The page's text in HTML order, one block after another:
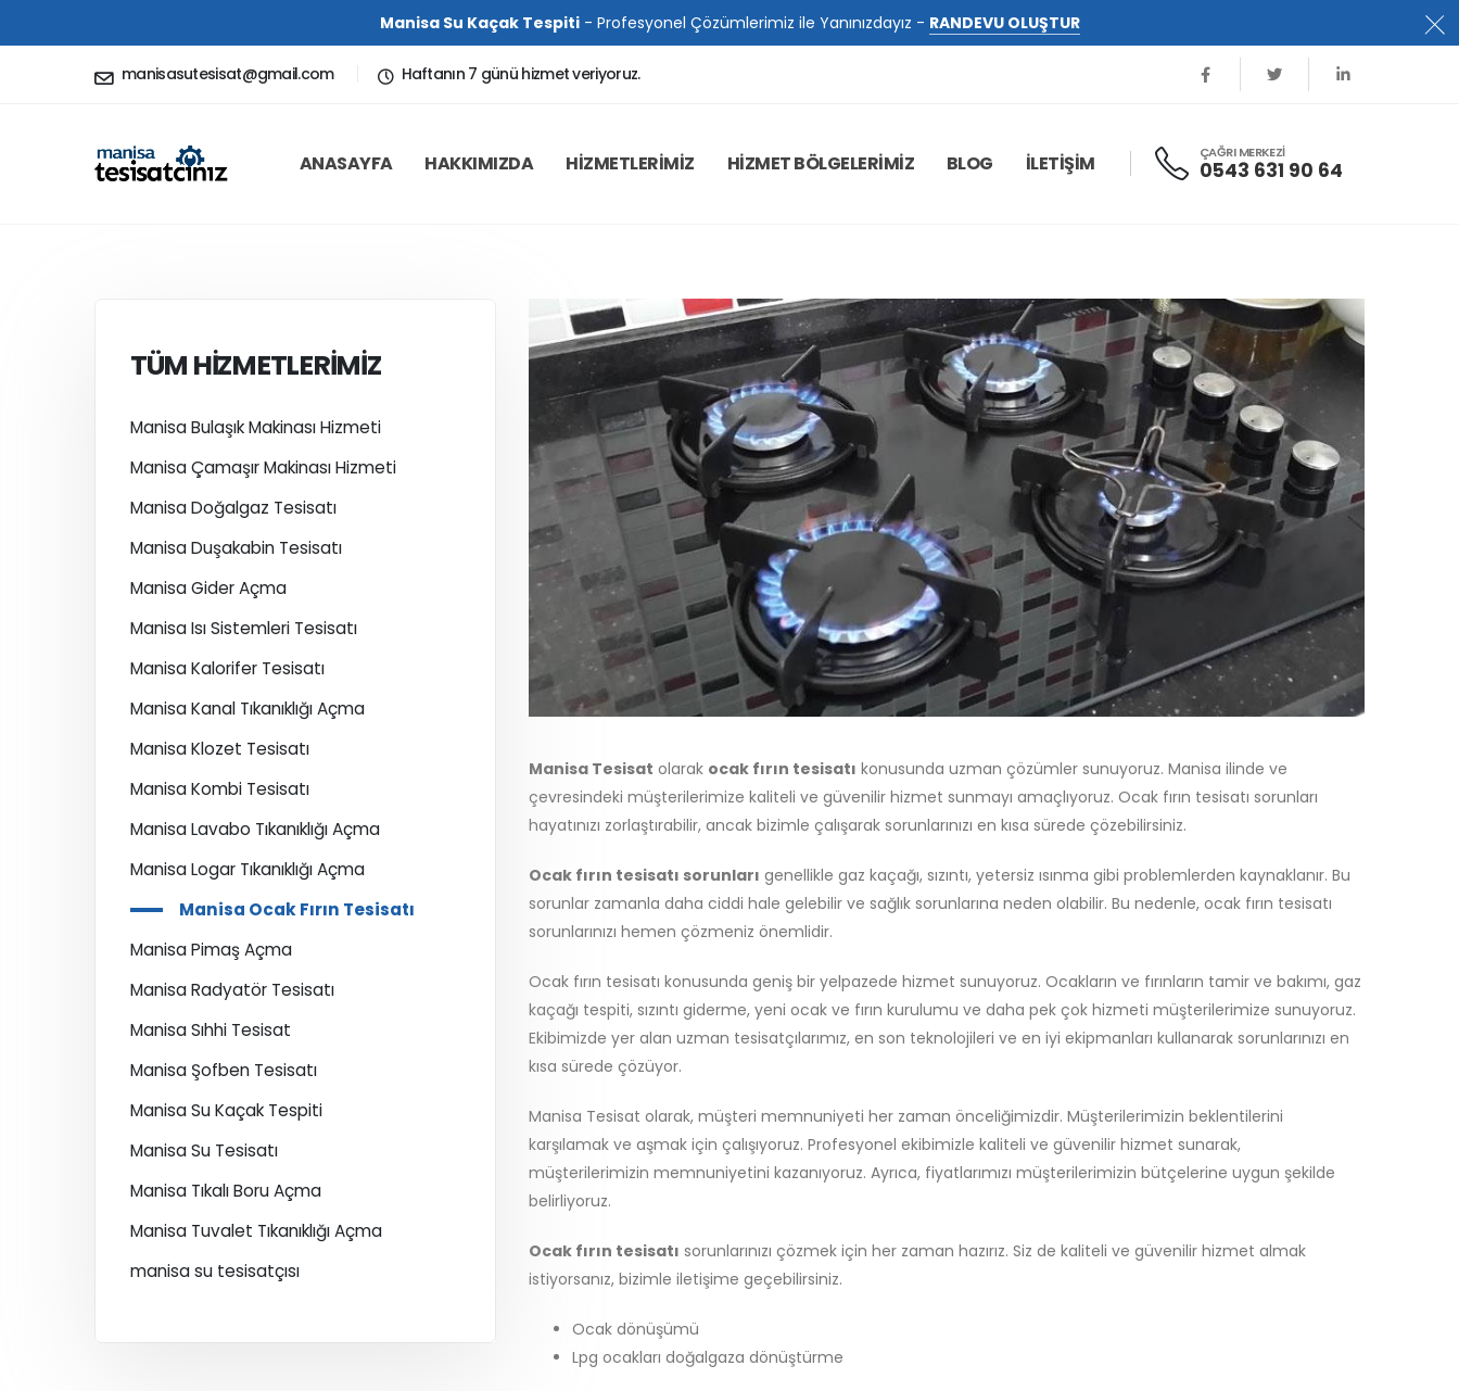
Manisa Su Kaçak Tespiti- Profesyonel Çözümlerimiz ile Yanınızdayız - RANDEVU OLUŞTUR
manisasutesisat@gmail.com Haftanın 7 günü hizmet veriyoruz.
ANASAYFA HAKKIMIZDA HİZMETLERİMİZ HİZMET BÖLGELERİMİZ BLOG İLETİŞİM ÇAĞRI MERKEZİ
0543 631 90 64
Manisa Tesisat olarak ocak fırın tesisatı konusunda uzman çözümler sunuyoruz. Manisa ilinde ve
çevresindeki müşterilerimize kaliteli ve güvenilir hizmet sunmayı amaçlıyoruz. Ocak fırın tesisatı sorunları
hayatınızı zorlaştırabilir, ancak bizimle çalışarak sorunlarınızı en kısa sürede çözebilirsiniz.
Ocak fırın tesisatı sorunları genellikle gaz kaçağı, sızıntı, yetersiz ısınma gibi problemlerden kaynaklanır. Bu
sorunlar zamanla daha ciddi hale gelebilir ve sağlık sorunlarına neden olabilir. Bu nedenle, ocak fırın tesisatı
sorunlarınızı hemen çözmeniz önemlidir.
Ocak fırın tesisatı konusunda geniş bir yelpazede hizmet sunuyoruz. Ocakların ve fırınların tamir ve bakımı, gaz
kaçağı tespiti, sızıntı giderme, yeni ocak ve fırın kurulumu ve daha pek çok hizmeti müşterilerimize sunuyoruz.
Ekibimizde yer alan uzman tesisatçılarımız, en son teknolojileri ve en iyi ekipmanları kullanarak sorunlarınızı en
kısa sürede çözüyor.
Manisa Tesisat olarak, müşteri memnuniyeti her zaman önceliğimizdir. Müşterilerimizin beklentilerini
karşılamak ve aşmak için çalışıyoruz. Profesyonel ekibimizle kaliteli ve güvenilir hizmet sunarak,
müşterilerimizin memnuniyetini kazanıyoruz. Ayrıca, fiyatlarımızı müşterilerimizin bütçelerine uygun şekilde
belirliyoruz.
Ocak fırın tesisatı sorunlarınızı çözmek için her zaman hazırız. Siz de kaliteli ve güvenilir hizmet almak
istiyorsanız, bizimle iletişime geçebilirsiniz.
Ocak dönüşümü
Lpg ocakları doğalgaza dönüştürme
TÜM HİZMETLERİMİZ
Manisa Bulaşık Makinası Hizmeti
Manisa Çamaşır Makinası Hizmeti
Manisa Doğalgaz Tesisatı
Manisa Duşakabin Tesisatı
Manisa Gider Açma
Manisa Isı Sistemleri Tesisatı
Manisa Kalorifer Tesisatı
Manisa Kanal Tıkanıklığı Açma
Manisa Klozet Tesisatı
Manisa Kombi Tesisatı
Manisa Lavabo Tıkanıklığı Açma
Manisa Logar Tıkanıklığı Açma
Manisa Ocak Fırın Tesisatı
Manisa Pimaş Açma
Manisa Radyatör Tesisatı
Manisa Sıhhi Tesisat
Manisa Şofben Tesisatı
Manisa Su Kaçak Tespiti
Manisa Su Tesisatı
Manisa Tıkalı Boru Açma
Manisa Tuvalet Tıkanıklığı Açma
manisa su tesisatçısı